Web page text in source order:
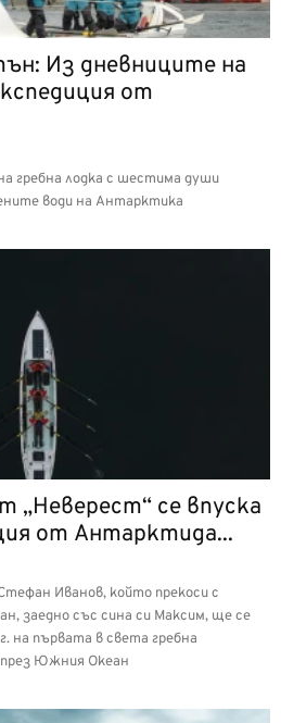
Из дневниците на
от
гребна лодка с шестима души
води на Антарктика
„Неверест“ се впуска
от Антарктида...
Иванов, който прекоси с
заедно със сина си Максим, ще се
на първата в света гребна
Южния Океан